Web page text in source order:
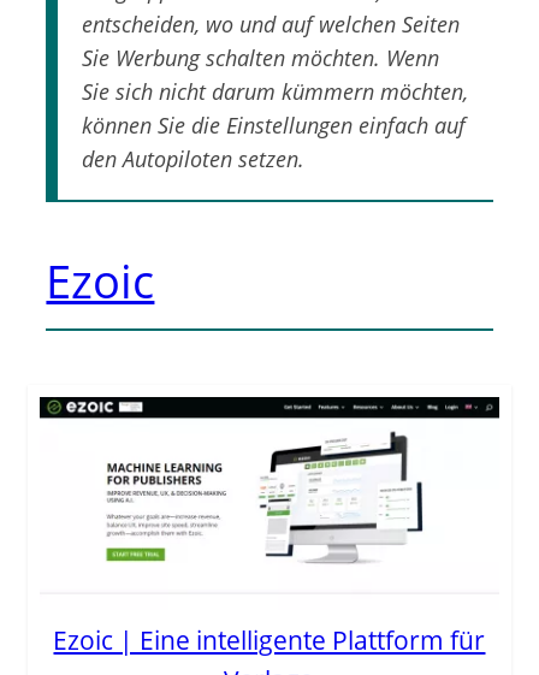
entscheiden, wo und auf welchen Seiten
Sie Werbung schalten möchten. Wenn
Sie sich nicht darum kümmern möchten,
können Sie die Einstellungen einfach auf
den Autopiloten setzen.
Ezoic
Ezoic | Eine intelligente Plattform für